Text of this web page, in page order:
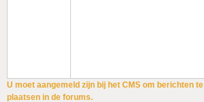
U moet aangemeld zijn bij het CMS om berichten te
plaatsen in de forums.